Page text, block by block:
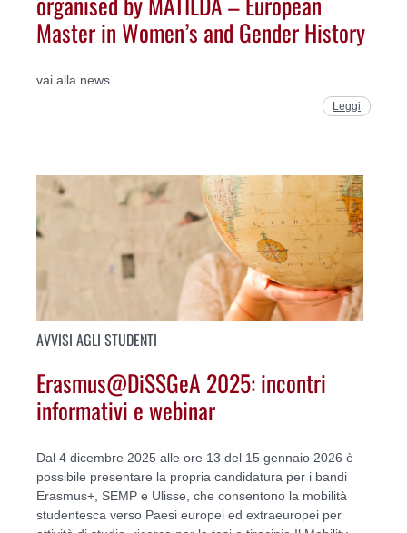
Master in Women’s and Gender History
vai alla news...
Leggi
AVVISI AGLI STUDENTI
Erasmus@DiSSGeA 2025: incontri
informativi e webinar
Dal 4 dicembre 2025 alle ore 13 del 15 gennaio 2026 è
possibile presentare la propria candidatura per i bandi
Erasmus+, SEMP e Ulisse, che consentono la mobilità
studentesca verso Paesi europei ed extraeuropei per